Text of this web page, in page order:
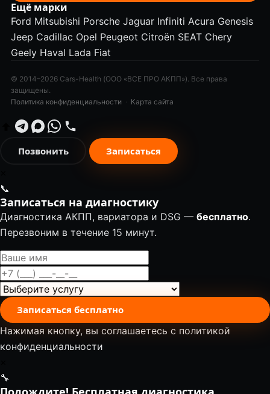
Ещё марки
Ford Mitsubishi Porsche Jaguar Infiniti Acura Genesis
Jeep Cadillac Opel Peugeot Citroën SEAT Chery
Geely Haval Lada Fiat
© 2014–2026 Cars-Health (ООО «ВСЕ ПРО АКПП»). Все права
защищены.
Политика конфиденциальности · Карта сайта
Позвонить Записаться
📞
Записаться на диагностику
Диагностика АКПП, вариатора и DSG — бесплатно.
Перезвоним в течение 15 минут.
Записаться бесплатно
Нажимая кнопку, вы соглашаетесь с политикой
конфиденциальности
🔧